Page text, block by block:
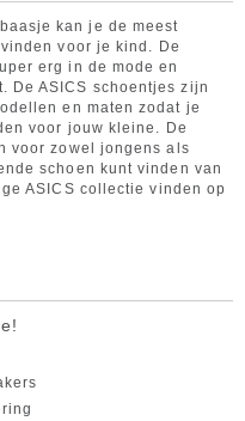
kan je de meest
voor je kind. De
erg in de mode en
De ASICS schoentjes zijn
en maten zodat je
voor jouw kleine. De
voor zowel jongens als
schoen kunt vinden van
ASICS collectie vinden op